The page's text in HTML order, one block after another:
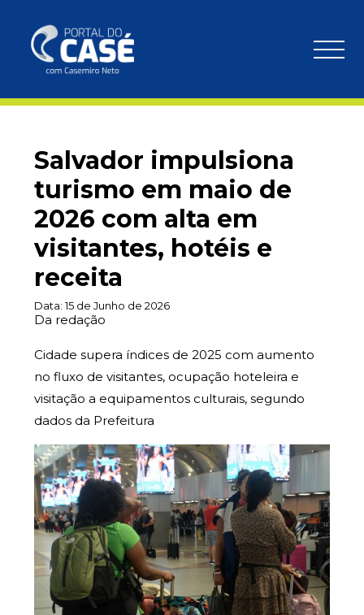
Salvador impulsiona
turismo em maio de
2026 com alta em
visitantes, hotéis e
receita
Data:15 de Junho de 2026
Da redação
Cidade supera índices de 2025 com aumento
no fluxo de visitantes, ocupação hoteleira e
visitação a equipamentos culturais, segundo
dados da Prefeitura